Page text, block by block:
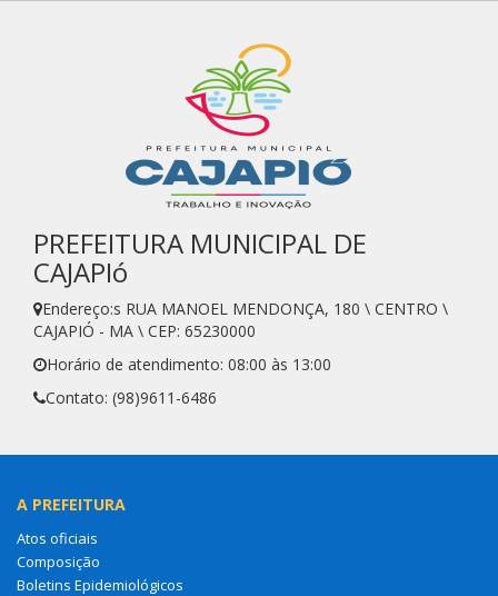
PREFEITURA MUNICIPAL DE
CAJAPIó
Endereço:s RUA MANOEL MENDONÇA, 180 \ CENTRO \
CAJAPIÓ - MA \ CEP: 65230000
Horário de atendimento: 08:00 às 13:00
Contato: (98)9611-6486
A PREFEITURA
Atos oficiais
Composição
Boletins Epidemiológicos